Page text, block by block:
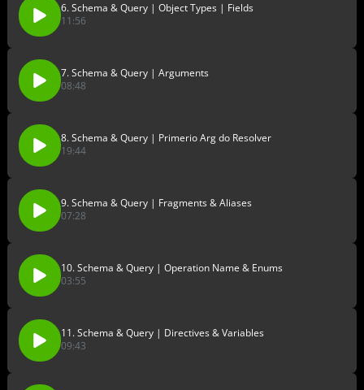
6. Schema & Query | Object Types | Fields
11:56
7. Schema & Query | Arguments
08:48
8. Schema & Query | Primerio Arg do Resolver
19:44
9. Schema & Query | Fragments & Aliases
07:28
10. Schema & Query | Operation Name & Enums
03:55
11. Schema & Query | Directives & Variables
09:43